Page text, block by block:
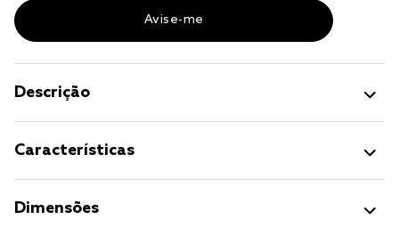
Descrição
Características
Dimensões